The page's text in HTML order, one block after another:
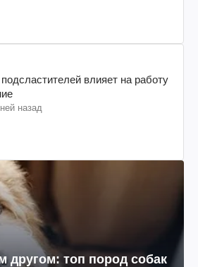
влияет на работу
назад
другом: топ пород собак